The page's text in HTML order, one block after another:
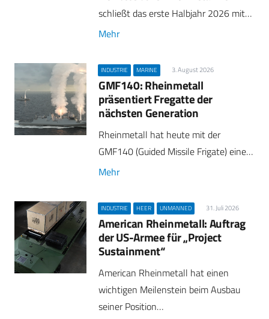
schließt das erste Halbjahr 2026 mit…
Mehr
INDUSTRIE MARINE 3. August 2026
GMF140: Rheinmetall
präsentiert Fregatte der
nächsten Generation
Rheinmetall hat heute mit der
GMF140 (Guided Missile Frigate) eine…
Mehr
INDUSTRIE HEER UNMANNED 31. Juli 2026
American Rheinmetall: Auftrag
der US-Armee für „Project
Sustainment“
American Rheinmetall hat einen
wichtigen Meilenstein beim Ausbau
seiner Position…